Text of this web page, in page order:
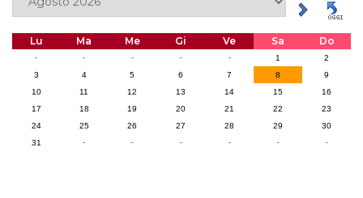
Lu Ma Me Gi Ve Sa
Do
-
- - - - 1
2
3
4 5 6 7 8
9
10
11 12 13 14 15
16
17
18 19 20 21 22
23
24
25 26 27 28 29
30
31
- - - - - -